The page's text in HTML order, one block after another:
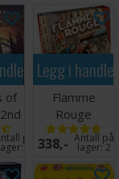
of
på
Legg i
Flamme
Rouge
Brettspill -
Norsk
338,- Antall på
lager:2